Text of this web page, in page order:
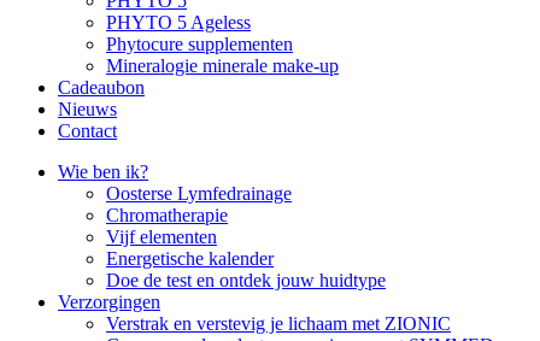
PHYTO 5 Ageless
Phytocure supplementen
Mineralogie minerale make-up
Cadeaubon
Nieuws
Contact
Wie ben ik?
Oosterse Lymfedrainage
Chromatherapie
Vijf elementen
Energetische kalender
Doe de test en ontdek jouw huidtype
Verzorgingen
Verstrak en verstevig je lichaam met ZIONIC